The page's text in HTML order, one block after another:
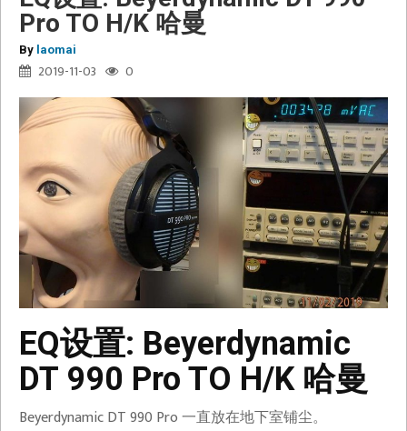
Pro TO H/K 哈曼
By laomai
2019-11-03 0
EQ设置: Beyerdynamic
DT 990 Pro TO H/K 哈曼
Beyerdynamic DT 990 Pro 一直放在地下室铺尘。